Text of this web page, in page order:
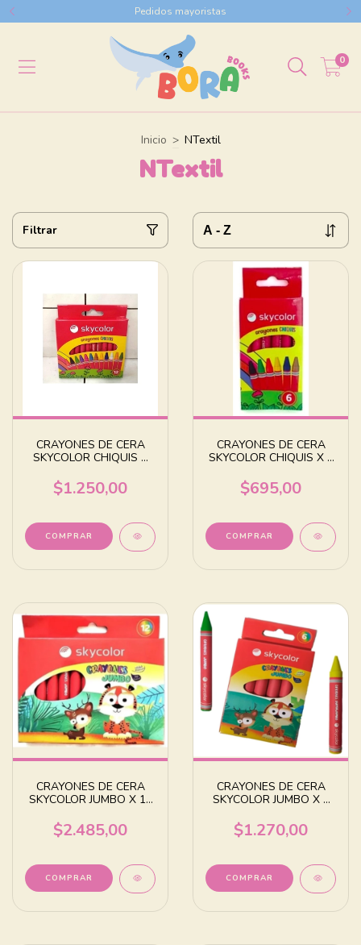
Pedidos mayoristas
0
Inicio > NTextil
NTextil
Filtrar
CRAYONES DE CERA
SKYCOLOR CHIQUIS X
$1.250,00
CRAYONES DE CERA
SKYCOLOR CHIQUIS X 6
$695,00
CRAYONES DE CERA
SKYCOLOR JUMBO X 12
$2.485,00
CRAYONES DE CERA
SKYCOLOR JUMBO X 6
$1.270,00